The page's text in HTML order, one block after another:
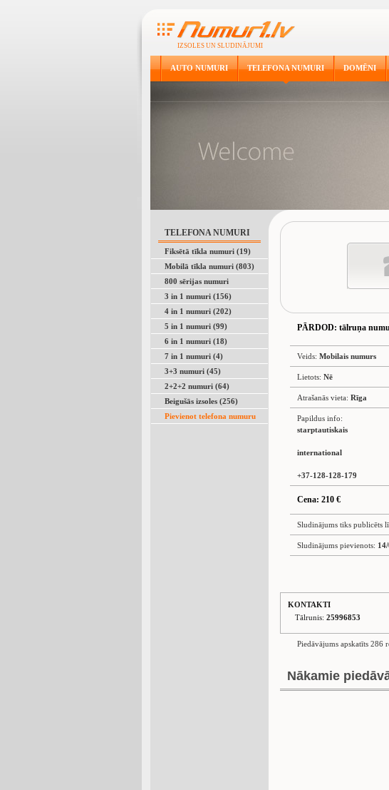
IZSOLES UN SLUDINĀJUMI
AUTO NUMURI TELEFONA NUMURI DOMĒNI
TELEFONA NUMURI
Fiksētā tīkla numuri (19)
Mobilā tīkla numuri (803)
800 sērijas numuri
3 in 1 numuri (156)
4 in 1 numuri (202)
5 in 1 numuri (99)
6 in 1 numuri (18)
7 in 1 numuri (4)
3+3 numuri (45)
2+2+2 numuri (64)
Beigušās izsoles (256)
Pievienot telefona numuru
PĀRDOD: tālruņa
Veids: Mobilais numurs
Lietots: Nē
Atrašanās vieta: Rīga
Papildus info:
starptautiskais
international
+37-128-128-179
Cena: 210 €
Sludinājums tiks publicēts
Sludinājums pievienots:
KONTAKTI
Tālrunis: 25996853
Piedāvājums apskatīts 286
Nākamie